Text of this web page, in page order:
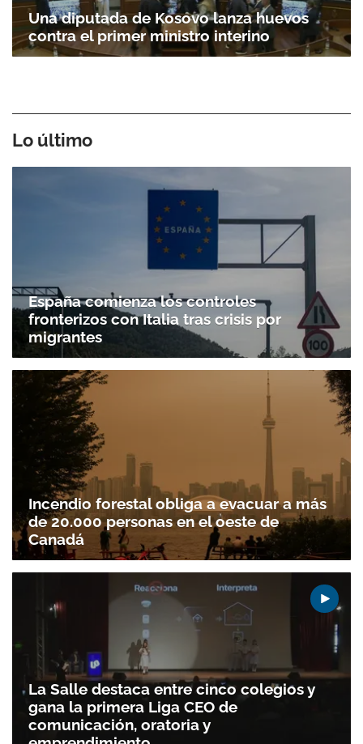
Una diputada de Kosovo lanza huevos
contra el primer ministro interino
Lo último
España comienza los controles
fronterizos con Italia tras crisis por
migrantes
Incendio forestal obliga a evacuar a más
de 20.000 personas en el oeste de
Canadá
La Salle destaca entre cinco colegios y
gana la primera Liga CEO de
comunicación, oratoria y